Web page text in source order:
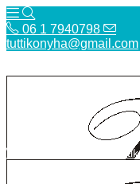
06 1 7940798
tuttikonyha@gmail.com